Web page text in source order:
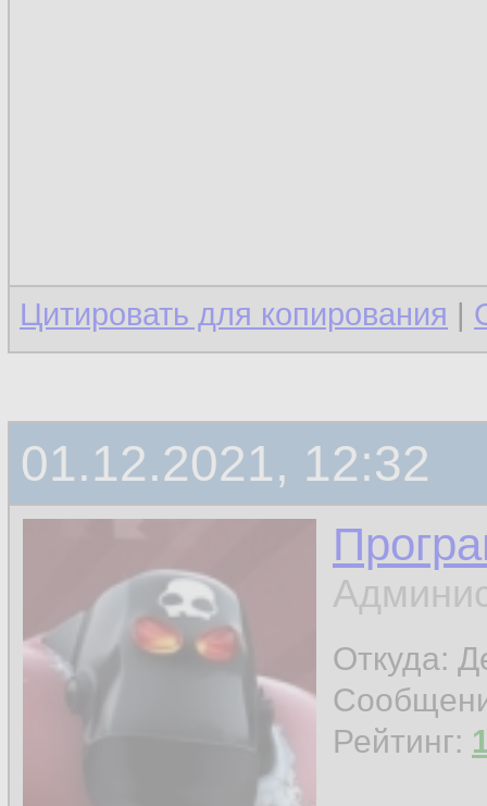
Цитировать для копирования |
01.12.2021, 12:32
Откуда:
Рейтинг: